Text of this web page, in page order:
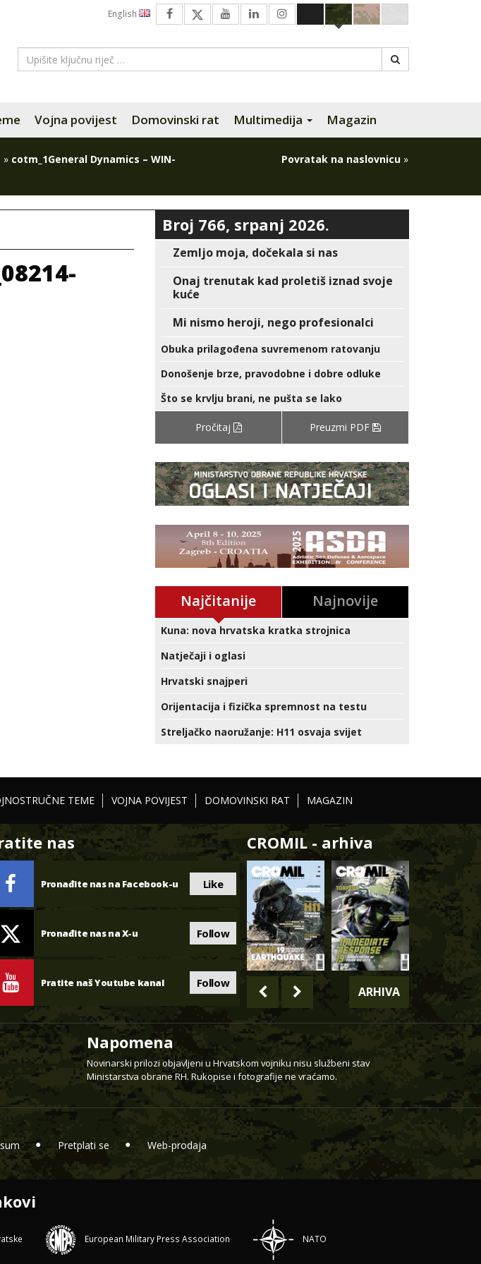
English
Vojna povijest Domovinski rat Multimedija Magazin
» cotm_1General Dynamics – WIN-
Povratak na naslovnicu »
Broj 766, srpanj 2026.
Zemljo moja, dočekala si nas
Onaj trenutak kad proletiš iznad svoje
kuće
Mi nismo heroji, nego profesionalci
Obuka prilagođena suvremenom ratovanju
Donošenje brze, pravodobne i dobre odluke
Što se krvlju brani, ne pušta se lako
Pročitaj Preuzmi PDF
Najčitanije Najnovije
Kuna: nova hrvatska kratka strojnica
Natječaji i oglasi
Hrvatski snajperi
Orijentacija i fizička spremnost na testu
Streljačko naoružanje: H11 osvaja svijet
TEME VOJNA POVIJEST DOMOVINSKI RAT MAGAZIN
nas
Pronađite nas na Facebook-u Like
Pronađite nas na X-u Follow
Pratite naš Youtube kanal Follow
CROMIL - arhiva
ARHIVA
Napomena
Novinarski prilozi objavljeni u Hrvatskom vojniku nisu službeni stav
Ministarstva obrane RH. Rukopise i fotografije ne vraćamo.
Pretplati se Web-prodaja
European Military Press Association NATO